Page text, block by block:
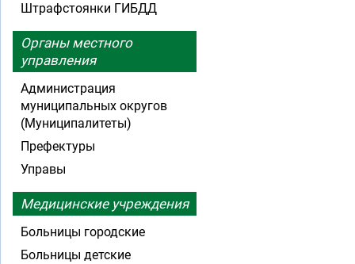
Штрафстоянки ГИБДД
Органы местного
управления
Администрация
муниципальных округов
(Муниципалитеты)
Префектуры
Управы
Медицинские учреждения
Больницы городские
Больницы детские